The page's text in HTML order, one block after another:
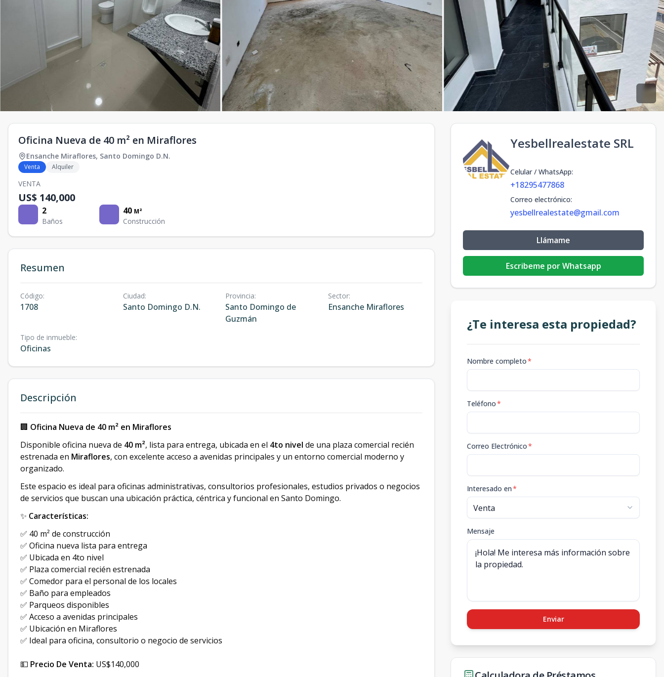
Oficina Nueva de 40 m² en Miraflores
Ensanche Miraflores, Santo Domingo D.N.
Venta Alquiler
VENTA
US$ 140,000
2
Baños
40 M²
Construcción
Resumen
Código:
1708
Ciudad:
Santo Domingo D.N.
Provincia:
Santo Domingo de
Guzmán
Sector:
Ensanche Miraflores
Tipo de inmueble:
Oficinas
Descripción
🏢 Oficina Nueva de 40 m² en Miraflores
Disponible oficina nueva de 40 m², lista para entrega, ubicada en el 4to nivel de una plaza comercial recién
estrenada en Miraflores, con excelente acceso a avenidas principales y un entorno comercial moderno y
organizado.
Este espacio es ideal para oficinas administrativas, consultorios profesionales, estudios privados o negocios
de servicios que buscan una ubicación práctica, céntrica y funcional en Santo Domingo.
✨ Características:
✅ 40 m² de construcción
✅ Oficina nueva lista para entrega
✅ Ubicada en 4to nivel
✅ Plaza comercial recién estrenada
✅ Comedor para el personal de los locales
✅ Baño para empleados
✅ Parqueos disponibles
✅ Acceso a avenidas principales
✅ Ubicación en Miraflores
✅ Ideal para oficina, consultorio o negocio de servicios
💵 Precio De Venta: US$140,000
Yesbellrealestate SRL
Celular / WhatsApp:
+18295477868
Correo electrónico:
yesbellrealestate@gmail.com
Llámame
Escribeme por Whatsapp
¿Te interesa esta propiedad?
Nombre completo*
Teléfono*
Correo Electrónico*
Interesado en*
Mensaje
Enviar